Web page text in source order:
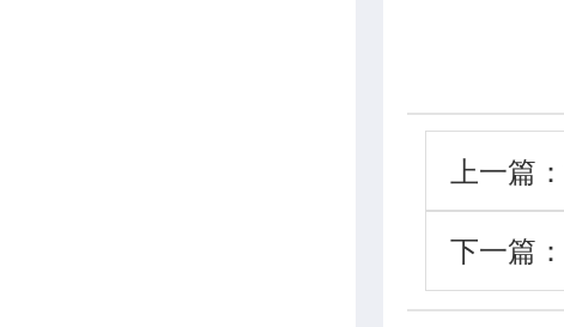
上一篇：
下一篇：